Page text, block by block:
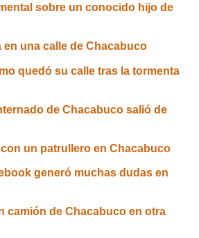
sobre un conocido hijo de
en una calle de Chacabuco
quedó su calle tras la tormenta
de Chacabuco salió de
un patrullero en Chacabuco
generó muchas dudas en
camión de Chacabuco en otra